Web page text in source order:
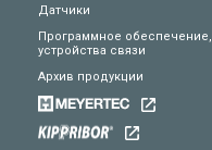
Датчики
Программное обеспечение,
устройства связи
Архив продукции